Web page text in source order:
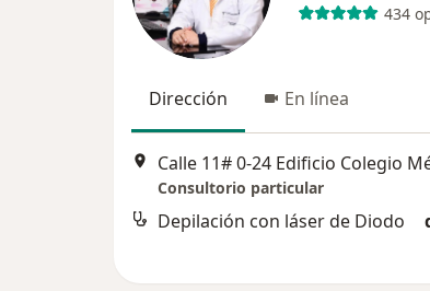
434
Dirección En línea
Consultorio particular
Depilación con láser de Diodo